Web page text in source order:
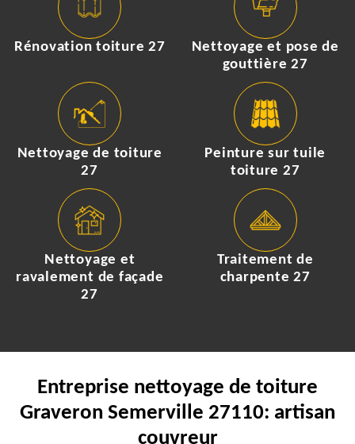
Rénovation toiture 27
Nettoyage et pose de
gouttière 27
Nettoyage de toiture
27
Peinture sur tuile
toiture 27
Nettoyage et
ravalement de façade
27
Traitement de
charpente 27
Entreprise nettoyage de toiture
Graveron Semerville 27110: artisan
couvreur